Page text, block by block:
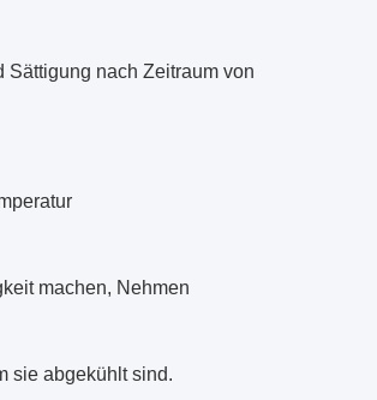
nach Zeitraum von
machen, Nehmen
sie abgekühlt sind.